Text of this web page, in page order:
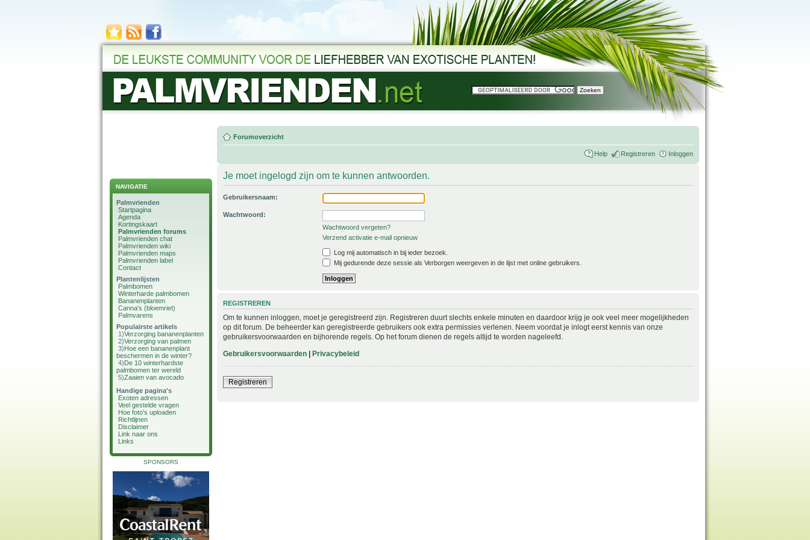
NAVIGATIE
Palmvrienden
Startpagina
Agenda
Kortingskaart
Palmvrienden forums
Palmvrienden chat
Palmvrienden wiki
Palmvrienden maps
Palmvrienden label
Contact
Plantenlijsten
Palmbomen
Winterharde palmbomen
Bananenplanten
Canna's (bloemriet)
Palmvarens
Populairste artikels
1)Verzorging bananenplanten
2)Verzorging van palmen
3)Hoe een bananenplant
beschermen in de winter?
4)De 10 winterhardste
palmbomen ter wereld
5)Zaaien van avocado
Handige pagina's
Exoten adressen
Veel gestelde vragen
Hoe foto's uploaden
Richtlijnen
Disclaimer
Link naar ons
Links
SPONSORS
Forumoverzicht
Help Registreren Inloggen
Je moet ingelogd zijn om te kunnen antwoorden.
Gebruikersnaam:
Wachtwoord:
Wachtwoord vergeten?
Verzend activatie e-mail opnieuw
Log mij automatisch in bij ieder bezoek.
Mij gedurende deze sessie als Verborgen weergeven in de lijst met online gebruikers.
REGISTREREN
Om te kunnen inloggen, moet je geregistreerd zijn. Registreren duurt slechts enkele minuten en daardoor krijg je ook veel meer mogelijkheden
op dit forum. De beheerder kan geregistreerde gebruikers ook extra permissies verlenen. Neem voordat je inlogt eerst kennis van onze
gebruikersvoorwaarden en bijhorende regels. Op het forum dienen de regels altijd te worden nageleefd.
Gebruikersvoorwaarden | Privacybeleid
Registreren